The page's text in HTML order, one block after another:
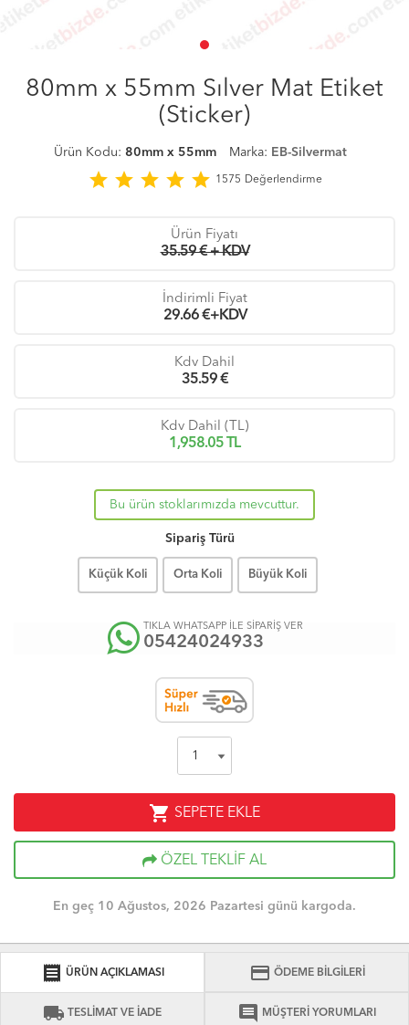
80mm x 55mm Sılver Mat Etiket
(Sticker)
Ürün Kodu: 80mm x 55mm Marka: EB-Silvermat
star star star star star 1575 Değerlendirme
Ürün Fiyatı
35.59 € + KDV
İndirimli Fiyat
29.66€+KDV
Kdv Dahil
35.59€
Kdv Dahil (TL)
1,958.05 TL
Bu ürün stoklarımızda mevcuttur.
Sipariş Türü
Küçük Koli Orta Koli Büyük Koli
TIKLA WHATSAPP İLE SİPARİŞ VER
05424024933
shopping_cart SEPETE EKLE
ÖZEL TEKLİF AL
En geç 10 Ağustos, 2026 Pazartesi günü kargoda.
receipt ÜRÜN AÇIKLAMASI credit_card ÖDEME BİLGİLERİ
local_shipping TESLİMAT VE İADE comment MÜŞTERİ YORUMLARI